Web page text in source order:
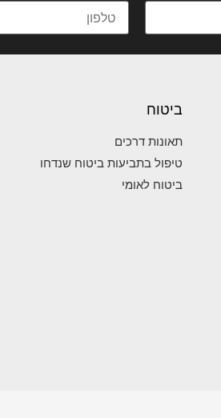
ביטוח
תאונות דרכים
טיפול בתביעות ביטוח שנדחו
ביטוח לאומי